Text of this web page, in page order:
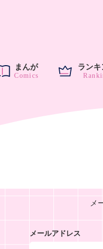
まんが ランキ
メ
メールアドレス